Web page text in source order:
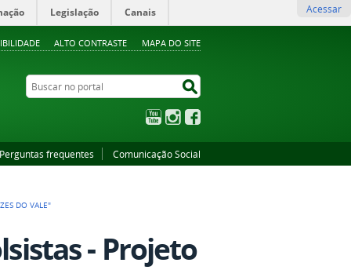
ALTO CONTRASTE MAPA DO SITE
Legislação Canais Acessar
Buscar no portal
YouTubeInstagram
Perguntas frequentes Comunicação Social
DO VALE"
- Projeto